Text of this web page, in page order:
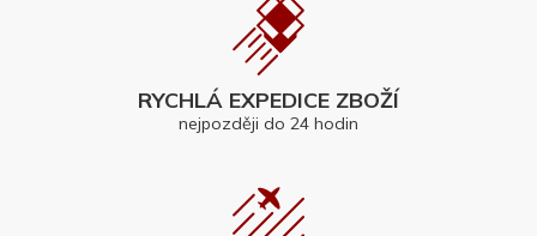
RYCHLÁ EXPEDICE ZBOŽÍ
nejpozději do 24 hodin